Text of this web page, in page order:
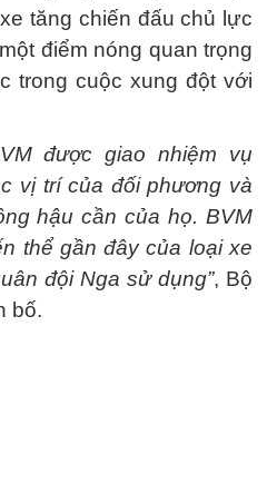
tăng chiến đấu chủ lực
điểm nóng quan trọng
trong cuộc xung đột với
được giao nhiệm vụ
vị trí của đối phương và
hậu cần của họ. BVM
thể gần đây của loại xe
đội Nga sử dụng”, Bộ
bố.